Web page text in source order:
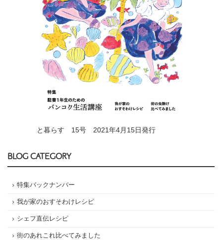
と暮らす 15号 2021年4月15日発行
BLOG CATEGORY
特集バックナンバー
我が家のおすそわけレシピ
シェフ直伝レシピ
街のあれこれ比べてみました